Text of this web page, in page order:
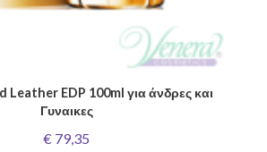
EDP 100ml για άνδρες και
Γυναικες
€ 79,35